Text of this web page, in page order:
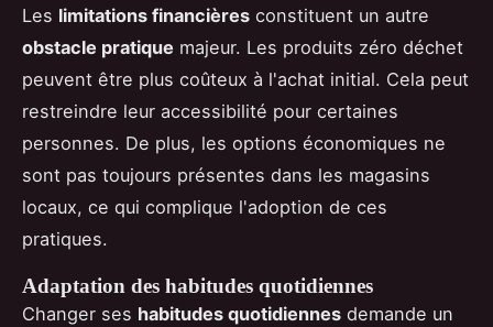
Les limitations financières constituent un autre
obstacle pratique majeur. Les produits zéro déchet
peuvent être plus coûteux à l'achat initial. Cela peut
restreindre leur accessibilité pour certaines
personnes. De plus, les options économiques ne
sont pas toujours présentes dans les magasins
locaux, ce qui complique l'adoption de ces
pratiques.
Adaptation des habitudes quotidiennes
Changer ses habitudes quotidiennes demande un